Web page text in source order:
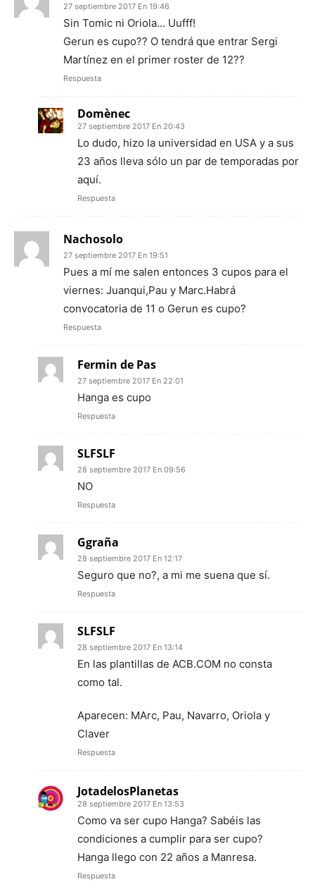
27 septiembre 2017 En 19:46
Sin Tomic ni Oriola… Uufff!
Gerun es cupo?? O tendrá que entrar Sergi
Martínez en el primer roster de 12??
Respuesta
Domènec
27 septiembre 2017 En 20:43
Lo dudo, hizo la universidad en USA y a sus
23 años lleva sólo un par de temporadas por
aquí.
Respuesta
Nachosolo
27 septiembre 2017 En 19:51
Pues a mí me salen entonces 3 cupos para el
viernes: Juanqui,Pau y Marc.Habrá
convocatoria de 11 o Gerun es cupo?
Respuesta
Fermin de Pas
27 septiembre 2017 En 22:01
Hanga es cupo
Respuesta
SLFSLF
28 septiembre 2017 En 09:56
NO
Respuesta
Ggraña
28 septiembre 2017 En 12:17
Seguro que no?, a mi me suena que sí.
Respuesta
SLFSLF
28 septiembre 2017 En 13:14
En las plantillas de ACB.COM no consta
como tal.
Aparecen: MArc, Pau, Navarro, Oriola y
Claver
Respuesta
JotadelosPlanetas
28 septiembre 2017 En 13:53
Como va ser cupo Hanga? Sabéis las
condiciones a cumplir para ser cupo?
Hanga llego con 22 años a Manresa.
Respuesta